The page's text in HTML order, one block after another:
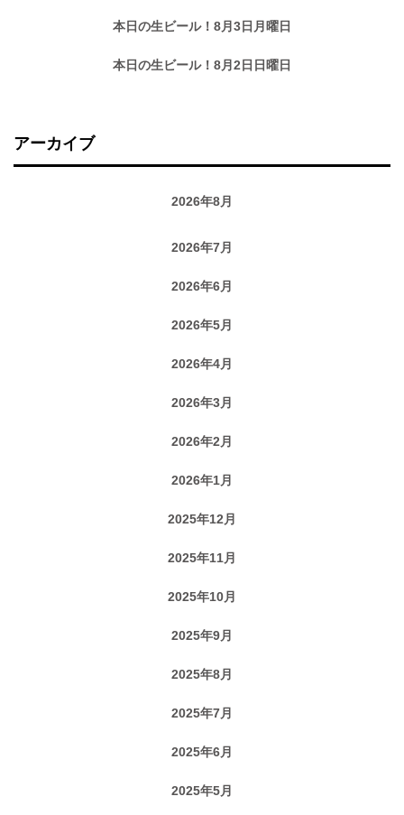
本日の生ビール！8月3日月曜日
本日の生ビール！8月2日日曜日
アーカイブ
2026年8月
2026年7月
2026年6月
2026年5月
2026年4月
2026年3月
2026年2月
2026年1月
2025年12月
2025年11月
2025年10月
2025年9月
2025年8月
2025年7月
2025年6月
2025年5月